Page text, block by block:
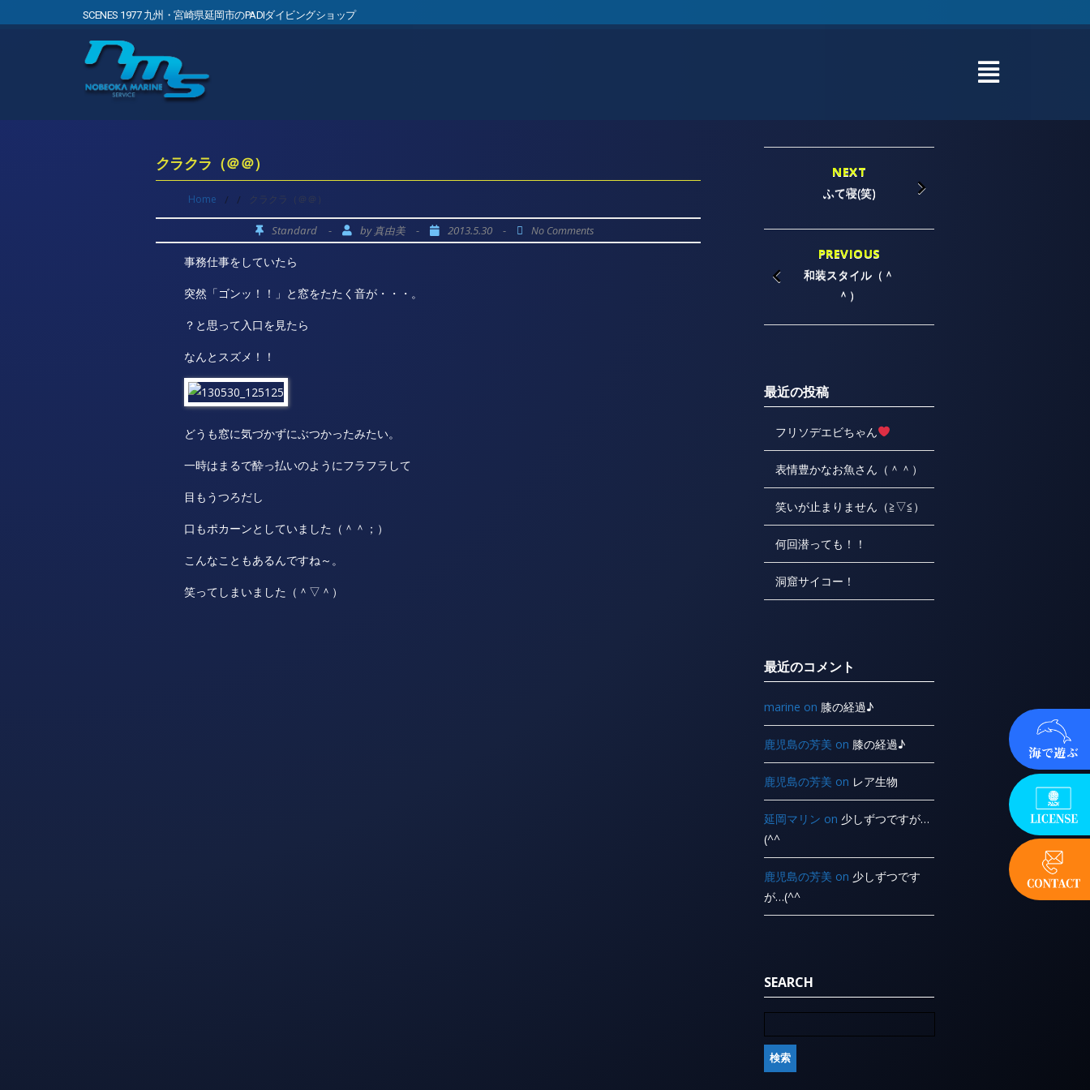
SCENES 1977 九州・宮崎県延岡市のPADIダイビングショップ
クラクラ（＠＠）
Home / / クラクラ（＠＠）
Standard - by真由美 - 2013.5.30 - No Comments
事務仕事をしていたら
突然「ゴンッ！！」と窓をたたく音が・・・。
？と思って入口を見たら
なんとスズメ！！
どうも窓に気づかずにぶつかったみたい。
一時はまるで酔っ払いのようにフラフラして
目もうつろだし
口もポカーンとしていました（＾＾；）
こんなこともあるんですね～。
笑ってしまいました（＾▽＾）
NEXT
ふて寝(笑)
PREVIOUS
和装スタイル（＾
＾）
最近の投稿
フリソデエビちゃん
表情豊かなお魚さん（＾＾）
笑いが止まりません（≧▽≦）
何回潜っても！！
洞窟サイコー！
最近のコメント
marine on 膝の経過♪
鹿児島の芳美 on 膝の経過♪
鹿児島の芳美 on レア生物
延岡マリン on 少しずつですが…
(^^ ゞ
鹿児島の芳美 on 少しずつです
が…(^^ ゞ
SEARCH